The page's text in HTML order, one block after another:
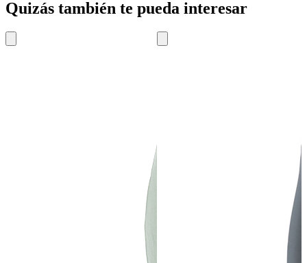
Quizás también te pueda interesar